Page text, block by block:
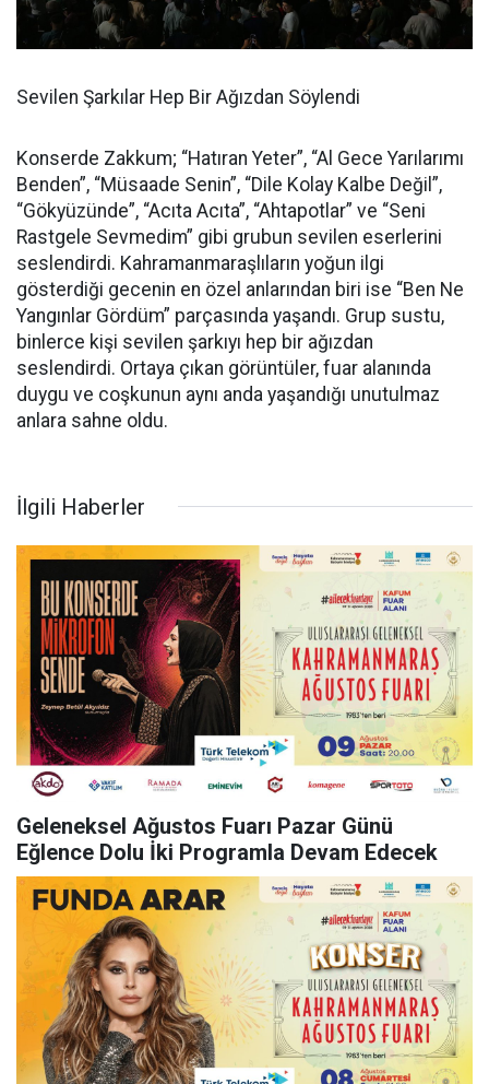
Sevilen Şarkılar Hep Bir Ağızdan Söylendi
Konserde Zakkum; “Hatıran Yeter”, “Al Gece Yarılarımı
Benden”, “Müsaade Senin”, “Dile Kolay Kalbe Değil”,
“Gökyüzünde”, “Acıta Acıta”, “Ahtapotlar” ve “Seni
Rastgele Sevmedim” gibi grubun sevilen eserlerini
seslendirdi. Kahramanmaraşlıların yoğun ilgi
gösterdiği gecenin en özel anlarından biri ise “Ben Ne
Yangınlar Gördüm” parçasında yaşandı. Grup sustu,
binlerce kişi sevilen şarkıyı hep bir ağızdan
seslendirdi. Ortaya çıkan görüntüler, fuar alanında
duygu ve coşkunun aynı anda yaşandığı unutulmaz
anlara sahne oldu.
İlgili Haberler
Geleneksel Ağustos Fuarı Pazar Günü
Eğlence Dolu İki Programla Devam Edecek